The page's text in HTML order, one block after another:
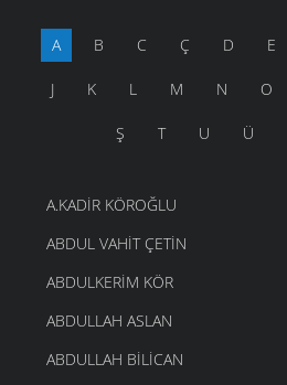
A B C Ç D E
J K L M N O
Ş T U Ü
A.KADIR KÖROĞLU
ABDUL VAHIT ÇETIN
ABDULKERIM KÖR
ABDULLAH ASLAN
ABDULLAH BILICAN